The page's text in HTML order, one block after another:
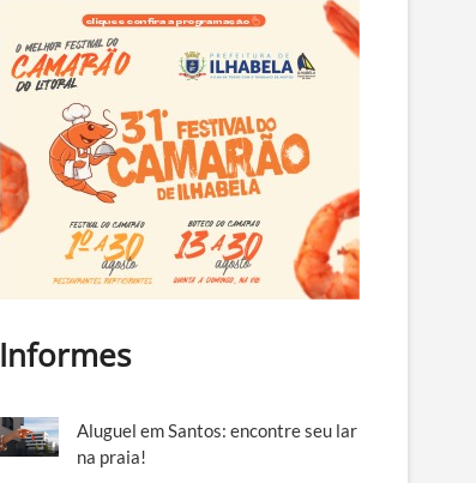
Informes
Aluguel em Santos: encontre seu lar
na praia!